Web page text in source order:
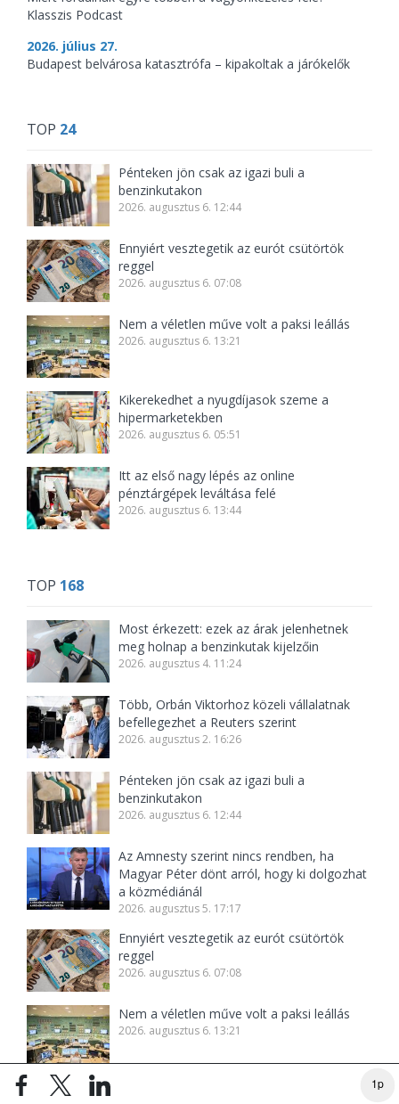
1p
Klasszis Podcast
2026. július 27.
Budapest belvárosa katasztrófa – kipakoltak a járókelők
TOP 24
Pénteken jön csak az igazi buli a
benzinkutakon
2026. augusztus 6. 12:44
Ennyiért vesztegetik az eurót csütörtök
reggel
2026. augusztus 6. 07:08
Nem a véletlen műve volt a paksi leállás
2026. augusztus 6. 13:21
Kikerekedhet a nyugdíjasok szeme a
hipermarketekben
2026. augusztus 6. 05:51
Itt az első nagy lépés az online
pénztárgépek leváltása felé
2026. augusztus 6. 13:44
TOP 168
Most érkezett: ezek az árak jelenhetnek
meg holnap a benzinkutak kijelzőin
2026. augusztus 4. 11:24
Több, Orbán Viktorhoz közeli vállalatnak
befellegezhet a Reuters szerint
2026. augusztus 2. 16:26
Pénteken jön csak az igazi buli a
benzinkutakon
2026. augusztus 6. 12:44
Az Amnesty szerint nincs rendben, ha
Magyar Péter dönt arról, hogy ki dolgozhat
a közmédiánál
2026. augusztus 5. 17:17
Ennyiért vesztegetik az eurót csütörtök
reggel
2026. augusztus 6. 07:08
Nem a véletlen műve volt a paksi leállás
2026. augusztus 6. 13:21